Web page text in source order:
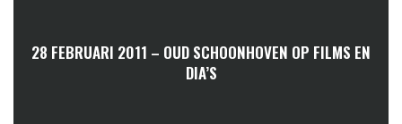
28 FEBRUARI 2011 – OUD SCHOONHOVEN OP FILMS EN
DIA’S